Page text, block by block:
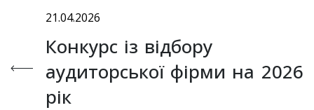
21.04.2026
Конкурс із відбору
аудиторської фірми на 2026
рік